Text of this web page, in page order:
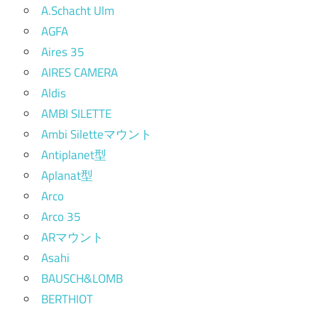
A.Schacht Ulm
AGFA
Aires 35
AIRES CAMERA
Aldis
AMBI SILETTE
Ambi Siletteマウント
Antiplanet型
Aplanat型
Arco
Arco 35
ARマウント
Asahi
BAUSCH&LOMB
BERTHIOT